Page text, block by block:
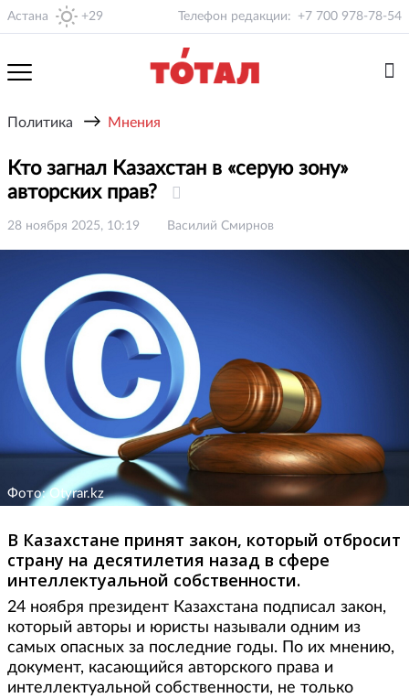
Астана +29 Телефон редакции: +7 700 978-78-54
Политика → Мнения
Кто загнал Казахстан в «серую зону»
авторских прав?
28 ноября 2025, 10:19 Василий Смирнов
Фото: Otyrar.kz
В Казахстане принят закон, который отбросит
страну на десятилетия назад в сфере
интеллектуальной собственности.
24 ноября президент Казахстана подписал закон,
который авторы и юристы называли одним из
самых опасных за последние годы. По их мнению,
документ, касающийся авторского права и
интеллектуальной собственности, не только